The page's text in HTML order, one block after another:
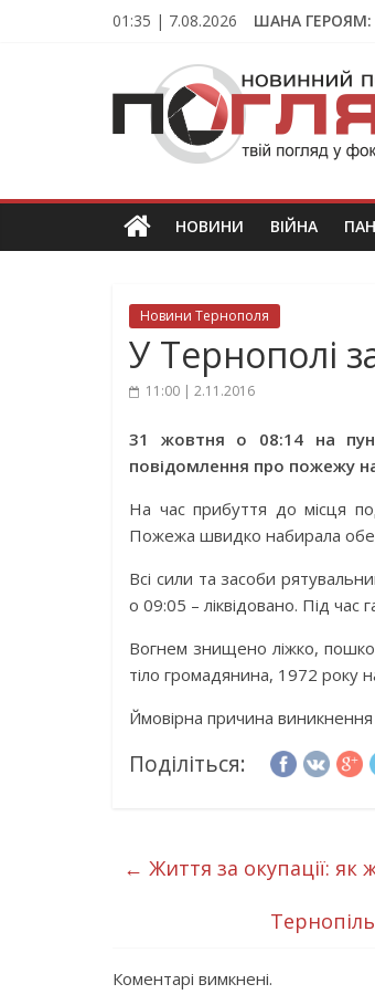
01:35 | 7.08.2026 ШАНА ГЕРОЯМ:
ПОГЛЯД
Новини
Тернополя.
новини
та
НОВИНИ ВІЙНА
Новини Тернополя
У Тернополі
11:00 | 2.11.2016
31 жовтня о 08:14 на
повідомлення про пожежу
На час прибуття до місця
Пожежа швидко набирала
Всі сили та засоби
о 09:05 – ліквідовано. Під час
Вогнем знищено ліжко,
тіло громадянина, 1972 року
Ймовірна причина
Поділіться:
← Життя за окупації: як
Коментарі вимкнені.